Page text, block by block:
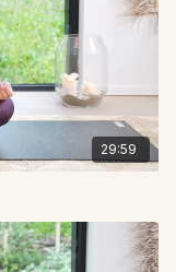
29:59